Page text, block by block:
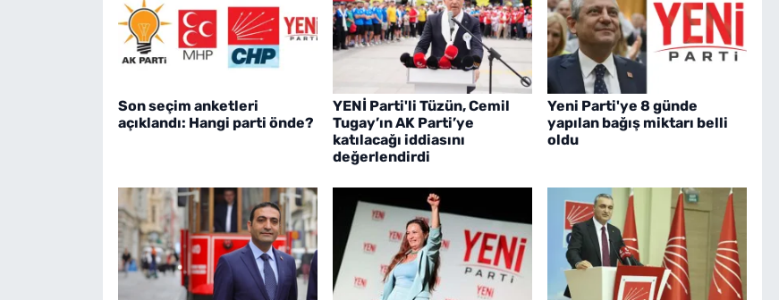
Son seçim anketleri
açıklandı: Hangi parti önde?
YENİ Parti'li Tüzün, Cemil
Tugay’ın AK Parti’ye
katılacağı iddiasını
değerlendirdi
Yeni Parti'ye 8 günde
yapılan bağış miktarı belli
oldu